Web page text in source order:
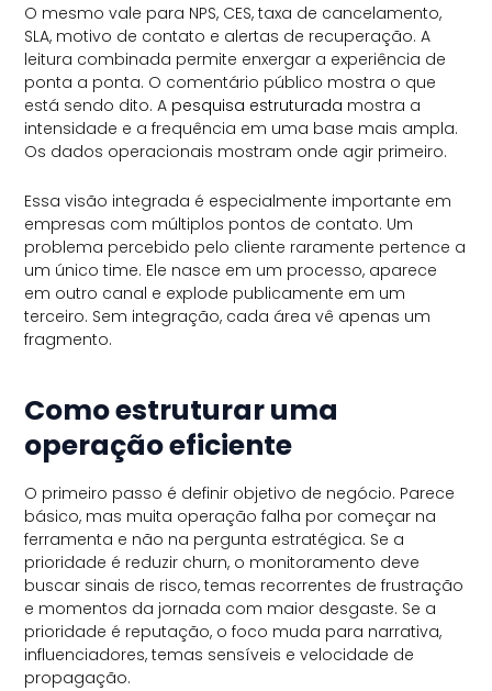
O mesmo vale para NPS, CES, taxa de cancelamento,
SLA, motivo de contato e alertas de recuperação. A
leitura combinada permite enxergar a experiência de
ponta a ponta. O comentário público mostra o que
está sendo dito. A pesquisa estruturada mostra a
intensidade e a frequência em uma base mais ampla.
Os dados operacionais mostram onde agir primeiro.
Essa visão integrada é especialmente importante em
empresas com múltiplos pontos de contato. Um
problema percebido pelo cliente raramente pertence a
um único time. Ele nasce em um processo, aparece
em outro canal e explode publicamente em um
terceiro. Sem integração, cada área vê apenas um
fragmento.
Como estruturar uma
operação eficiente
O primeiro passo é definir objetivo de negócio. Parece
básico, mas muita operação falha por começar na
ferramenta e não na pergunta estratégica. Se a
prioridade é reduzir churn, o monitoramento deve
buscar sinais de risco, temas recorrentes de frustração
e momentos da jornada com maior desgaste. Se a
prioridade é reputação, o foco muda para narrativa,
influenciadores, temas sensíveis e velocidade de
propagação.